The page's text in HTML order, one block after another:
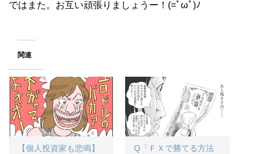
ではまた。お互い頑張りましょうー！(=ﾟωﾟ)ﾉ
関連
【個人投資家も悲鳴】
Q「ＦＸで勝てる方法